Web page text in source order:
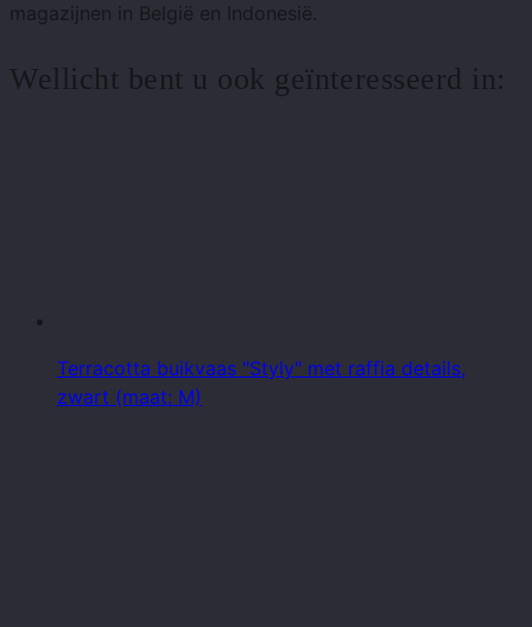
magazijnen in België en Indonesië.
Wellicht bent u ook geïnteresseerd in:
Terracotta buikvaas "Styly" met raffia details,
zwart (maat: M)